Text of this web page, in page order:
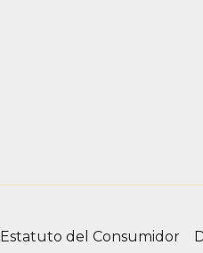
Estatuto del Consumidor